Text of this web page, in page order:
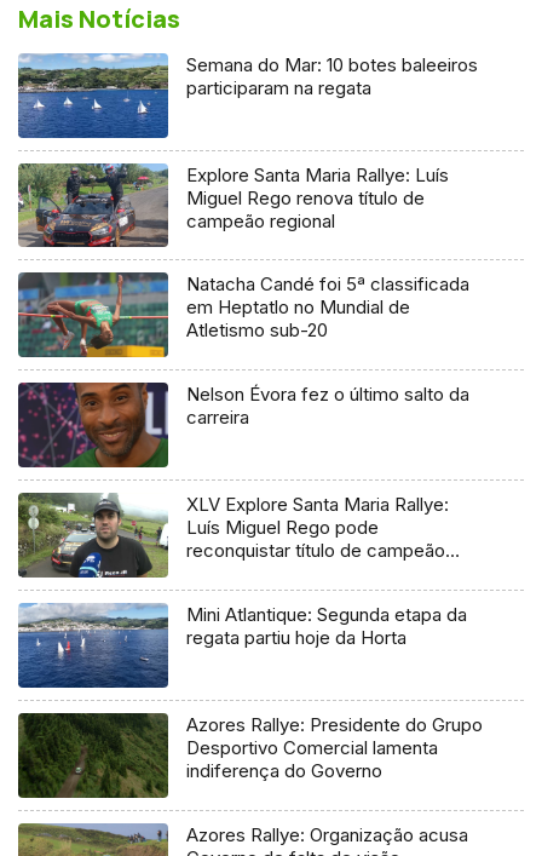
Mais Notícias
Semana do Mar: 10 botes baleeiros
participaram na regata
Explore Santa Maria Rallye: Luís
Miguel Rego renova título de
campeão regional
Natacha Candé foi 5ª classificada
em Heptatlo no Mundial de
Atletismo sub-20
Nelson Évora fez o último salto da
carreira
XLV Explore Santa Maria Rallye:
Luís Miguel Rego pode
reconquistar título de campeão
Mini Atlantique: Segunda etapa da
regata partiu hoje da Horta
Azores Rallye: Presidente do Grupo
Desportivo Comercial lamenta
indiferença do Governo
Azores Rallye: Organização acusa